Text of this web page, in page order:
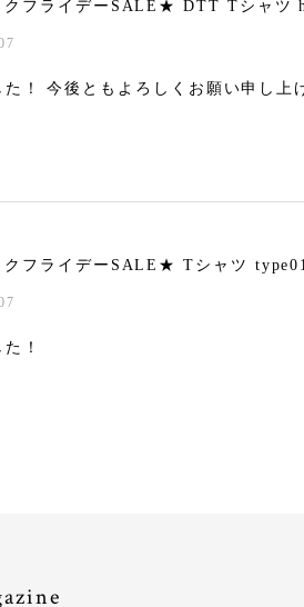
フライデーSALE★ DTT Tシャツ
！ 今後ともよろしくお願い申し上
フライデーSALE★ Tシャツ
！